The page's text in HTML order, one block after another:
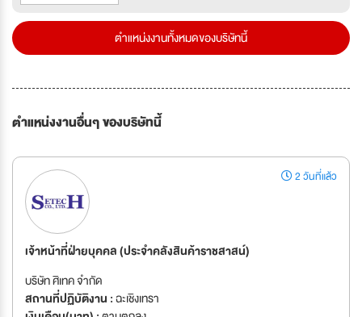
ตำแหน่งงานทั้งหมดของบริษัทนี้
ตำแหน่งงานอื่นๆ ของบริษัทนี้
2 วันที่แล้ว
เจ้าหน้าที่ฝ่ายบุคคล (ประจำคลังสินค้าราชสาสน์)
บริษัท ศิเทค จำกัด
สถานที่ปฏิบัติงาน :ฉะเชิงเทรา